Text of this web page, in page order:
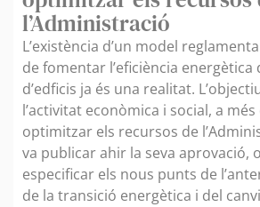
l’Administració
L’existència d’un model
de fomentar l’eficiència energètica
d’edficis ja és una realitat.
l’activitat econòmica i social, a
optimitzar els recursos de
va publicar ahir la seva aprovació,
especificar els nous punts de
de la transició energètica i del